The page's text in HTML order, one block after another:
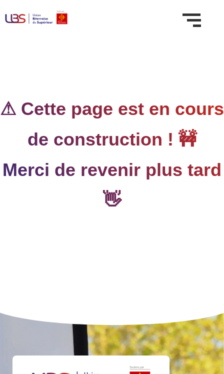
⚠ Cette page est en cours
de construction ! 🚧
Merci de revenir plus tard
👋